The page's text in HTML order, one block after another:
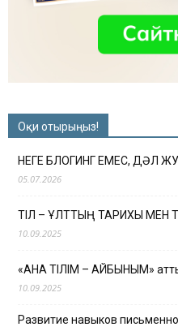
Оқи отырыңыз!
НЕГЕ БЛОГИНГ ЕМЕС, ДӘЛ
05.07.2026
ТІЛ – ҰЛТТЫҢ ТАРИХЫ МЕН
10.09.2025
«АНА ТІЛІМ – АЙБЫНЫМ» атты
10.09.2025
Развитие навыков